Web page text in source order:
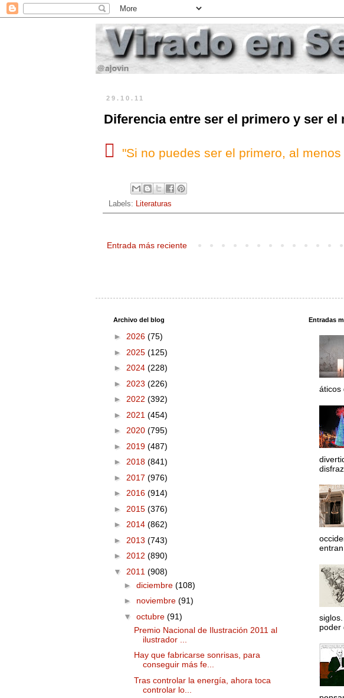
29.10.11
Diferencia entre ser el primero y ser el
 "Si no puedes ser el primero, al
Labels: Literaturas
Entrada más reciente
Archivo del blog
► 2026 (75)
► 2025 (125)
► 2024 (228)
► 2023 (226)
► 2022 (392)
► 2021 (454)
► 2020 (795)
► 2019 (487)
► 2018 (841)
► 2017 (976)
► 2016 (914)
► 2015 (376)
► 2014 (862)
► 2013 (743)
► 2012 (890)
▼ 2011 (908)
► diciembre (108)
► noviembre (91)
▼ octubre (91)
Premio Nacional de Ilustración 2011 al
ilustrador ...
Hay que fabricarse sonrisas, para
conseguir más fe...
Tras controlar la energía, ahora toca
controlar lo...
Entradas
áticos
entran
poder